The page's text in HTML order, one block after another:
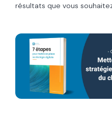
résultats que vous